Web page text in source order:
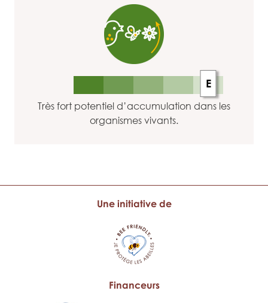
E
Très fort potentiel d’accumulation dans les
organismes vivants.
Une initiative de
Financeurs